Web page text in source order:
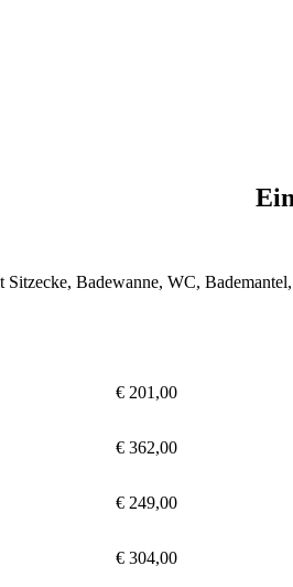
Sitzecke, Badewanne, WC,
€ 201,00
€ 362,00
€ 249,00
€ 304,00